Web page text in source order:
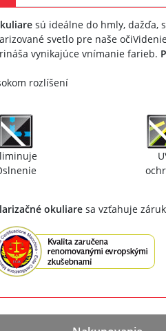
sú ideálne do hmly, dažďa,
svetlo pre naše
vynikajúce vnímanie farieb.
rozlíšení
okuliaresa vzťahuje